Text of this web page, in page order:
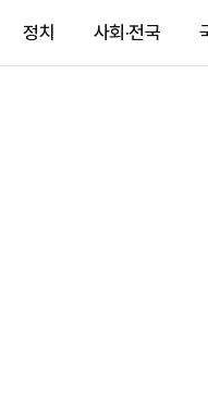
정치 사회·전국